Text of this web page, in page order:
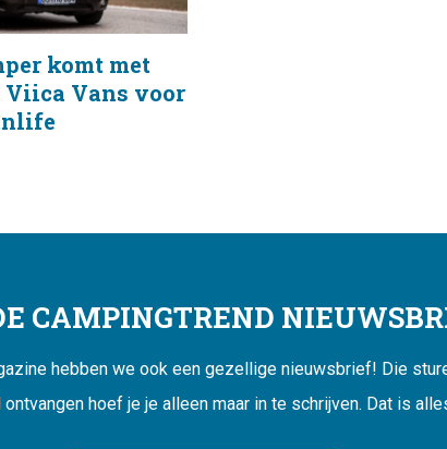
komt met
Vans voor
CAMPINGTREND
hebben we ook een gezellige nieuwsbrief! Die
hoef je je alleen maar in te schrijven. Dat is